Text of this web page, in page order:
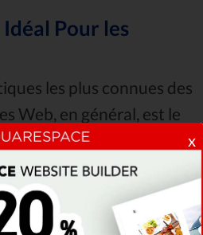
Pour les
les plus connues des
Web, en général, est le
à
Web, en quelques
x